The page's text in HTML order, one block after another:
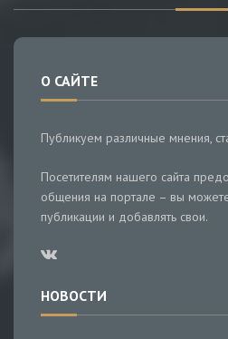
О САЙТЕ
Публикуем различные мнения,
Посетителям нашего сайта
общения на портале – вы
публикации и добавлять свои.
НОВОСТИ